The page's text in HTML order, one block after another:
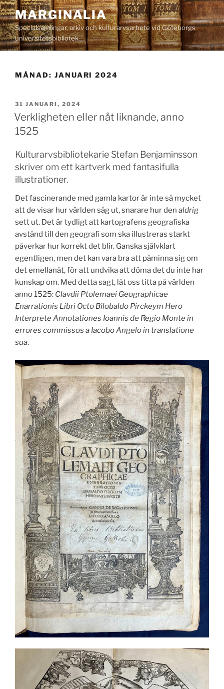
Hoppa
till
innehåll
MARGINALIA
Specialsamlingar, arkiv och kulturarvsarbete vid Göteborgs
universitetsbibliotek
MÅNAD: JANUARI 2024
PUBLICERAT
31 JANUARI, 2024
Verkligheten eller nåt liknande, anno
1525
Kulturarvsbibliotekarie Stefan Benjaminsson
skriver om ett kartverk med fantasifulla
illustrationer.
Det fascinerande med gamla kartor är inte så mycket
att de visar hur världen såg ut, snarare hur den aldrig
sett ut. Det är tydligt att kartografens geografiska
avstånd till den geografi som ska illustreras starkt
påverkar hur korrekt det blir. Ganska självklart
egentligen, men det kan vara bra att påminna sig om
det emellanåt, för att undvika att döma det du inte har
kunskap om. Med detta sagt, låt oss titta på världen
anno 1525: Clavdii Ptolemaei Geographicae
Enarrationis Libri Octo Bilobaldo Pirckeym Hero
Interprete Annotationes Ioannis de Regio Monte in
errores commissos a Iacobo Angelo in translatione
sua.